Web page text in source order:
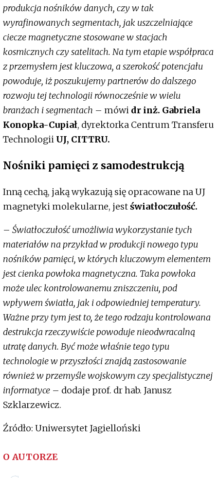
produkcja nośników danych, czy w tak
wyrafinowanych segmentach, jak uszczelniające
ciecze magnetyczne stosowane w stacjach
kosmicznych czy satelitach. Na tym etapie współpraca
z przemysłem jest kluczowa, a szerokość potencjału
powoduje, iż poszukujemy partnerów do dalszego
rozwoju tej technologii równocześnie w wielu
branżach i segmentach – mówi dr inż. Gabriela
Konopka-Cupiał, dyrektorka Centrum Transferu
Technologii UJ, CITTRU.
Nośniki pamięci z samodestrukcją
Inną cechą, jaką wykazują się opracowane na UJ
magnetyki molekularne, jestświatłoczułość.
– Światłoczułość umożliwia wykorzystanie tych
materiałów na przykład w produkcji nowego typu
nośników pamięci, w których kluczowym elementem
jest cienka powłoka magnetyczna. Taka powłoka
może ulec kontrolowanemu zniszczeniu, pod
wpływem światła, jak i odpowiedniej temperatury.
Ważne przy tym jest to, że tego rodzaju kontrolowana
destrukcja rzeczywiście powoduje nieodwracalną
utratę danych. Być może właśnie tego typu
technologie w przyszłości znajdą zastosowanie
również w przemyśle wojskowym czy specjalistycznej
informatyce – dodaje prof. dr hab. Janusz
Szklarzewicz.
Źródło: Uniwersytet Jagielloński
O AUTORZE